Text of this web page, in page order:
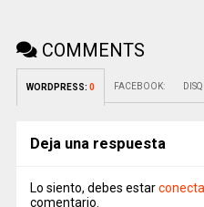
COMMENTS
WORDPRESS: 0 FACEBOOK:
Deja una respuesta
Lo siento, debes estar
comentario.